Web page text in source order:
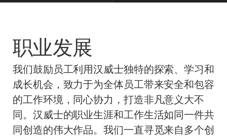
职业发展
我们鼓励员工利用汉威士独特的探索、学习和
成长机会，致力于为全体员工带来安全和包容
的工作环境，同心协力，打造非凡意义大不
同。汉威士的职业生涯和工作生活如同一件共
同创造的伟大作品。我们一直寻觅来自多个创